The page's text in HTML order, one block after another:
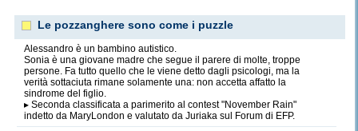
Le pozzanghere sono come i puzzle
Alessandro è un bambino autistico.
Sonia è una giovane madre che segue il parere di molte, troppe
persone. Fa tutto quello che le viene detto dagli psicologi, ma la
verità sottaciuta rimane solamente una: non accetta affatto la
sindrome del figlio.
▸ Seconda classificata a parimerito al contest "November Rain"
indetto da MaryLondon e valutato da Juriaka sul Forum di EFP.